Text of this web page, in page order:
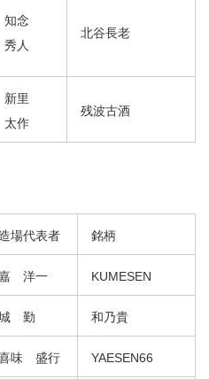
知念
秀人
北谷長老
新里
太作
残波古酒
場代表者 銘柄
洋一 KUMESEN
勤 和乃貴
味 盛行 YAESEN66